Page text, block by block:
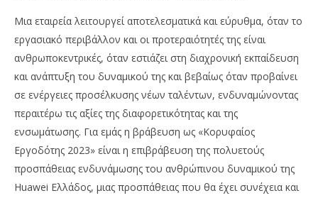
Μια εταιρεία λειτουργεί αποτελεσματικά και εύρυθμα, όταν το
εργασιακό περιβάλλον και οι προτεραιότητές της είναι
ανθρωποκεντρικές, όταν εστιάζει στη διαχρονική εκπαίδευση
και ανάπτυξη του δυναμικού της και βεβαίως όταν προβαίνει
σε ενέργειες προσέλκυσης νέων ταλέντων, ενδυναμώνοντας
περαιτέρω τις αξίες της διαφορετικότητας και της
ενσωμάτωσης. Για εμάς η βράβευση ως «Κορυφαίος
Εργοδότης 2023» είναι η επιβράβευση της πολυετούς
προσπάθειας ενδυνάμωσης του ανθρώπινου δυναμικού της
Huawei Ελλάδος, μιας προσπάθειας που θα έχει συνέχεια και